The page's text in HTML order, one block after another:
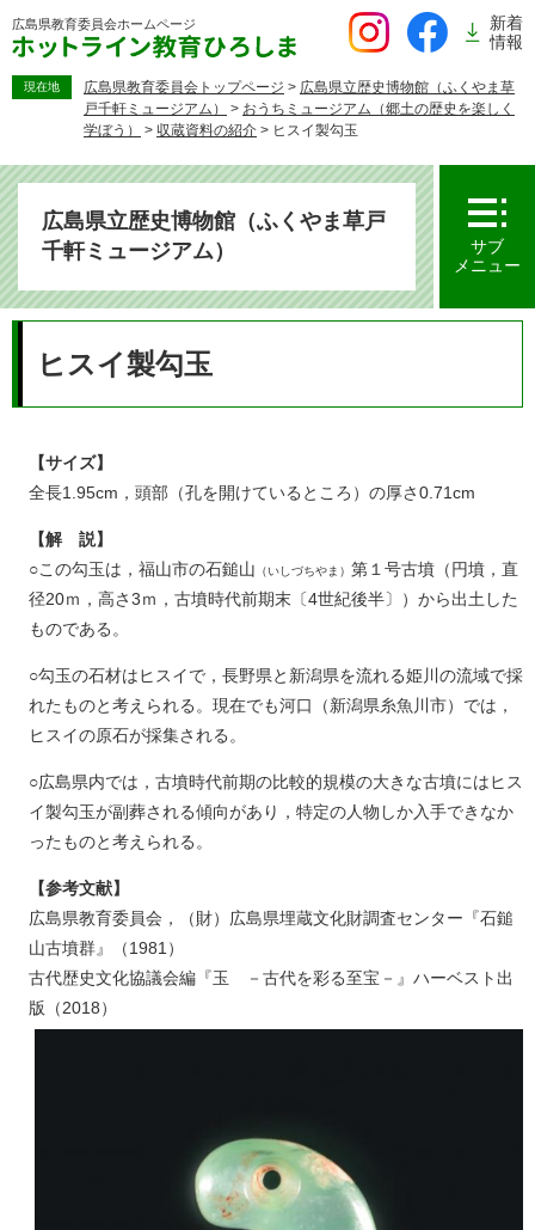
ー
で
す。
広島県教育委員会ホームページ
新着
情報
現在地 広島県教育委員会トップページ > 広島県立歴史博物館（ふくやま草
戸千軒ミュージアム）
> おうちミュージアム（郷土の歴史を楽しく
学ぼう）
> 収蔵資料の紹介 > ヒスイ製勾玉
広島県立歴史博物館（ふくやま草戸
千軒ミュージアム）
サブ
メニュー
ヒスイ製勾玉
【サイズ】
全長1.95cm，頭部（孔を開けているところ）の厚さ0.71cm
【解 説】
○この勾玉は，福山市の石鎚山 （いしづちやま） 第１号古墳（円墳，直
径20ｍ，高さ3ｍ，古墳時代前期末〔4世紀後半〕）から出土した
ものである。
○勾玉の石材はヒスイで，長野県と新潟県を流れる姫川の流域で採
れたものと考えられる。現在でも河口（新潟県糸魚川市）では，
ヒスイの原石が採集される。
○広島県内では，古墳時代前期の比較的規模の大きな古墳にはヒス
イ製勾玉が副葬される傾向があり，特定の人物しか入手できなか
ったものと考えられる。
【参考文献】
広島県教育委員会，（財）広島県埋蔵文化財調査センター『石鎚
山古墳群』（1981）
古代歴史文化協議会編『玉 －古代を彩る至宝－』ハーベスト出
版（2018）